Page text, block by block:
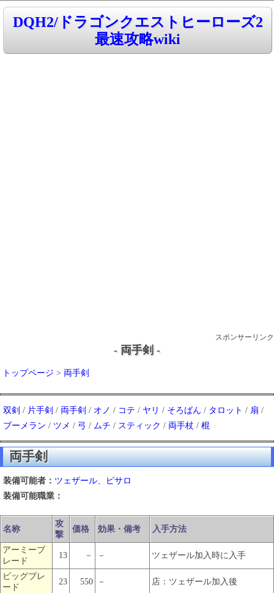
DQH2/ドラゴンクエストヒーローズ2
最速攻略wiki
スポンサーリンク
- 両手剣 -
トップページ > 両手剣
双剣 / 片手剣 / 両手剣 / オノ / コテ / ヤリ / そろばん / タロット / 扇 /
ブーメラン / ツメ / 弓 / ムチ / スティック / 両手杖 / 棍
両手剣
装備可能者： ツェザール、
ピサロ
装備可能職業：
名称
攻
撃
価格 効果・備考 入手方法
アーミーブ
レード
13 － － ツェザール加入時に入手
ビッグブレ
ード
23 550 － 店：ツェザール加入後